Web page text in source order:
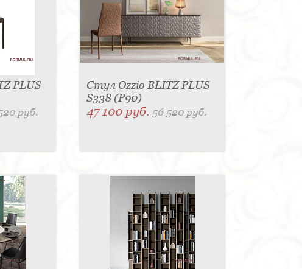
PLUS
руб.
Стул Ozzio BLITZ PLUS
S338 (P90)
47 100 руб.56 520 руб.